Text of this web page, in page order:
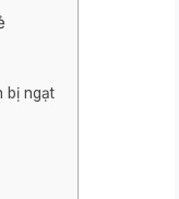
bị ngạt